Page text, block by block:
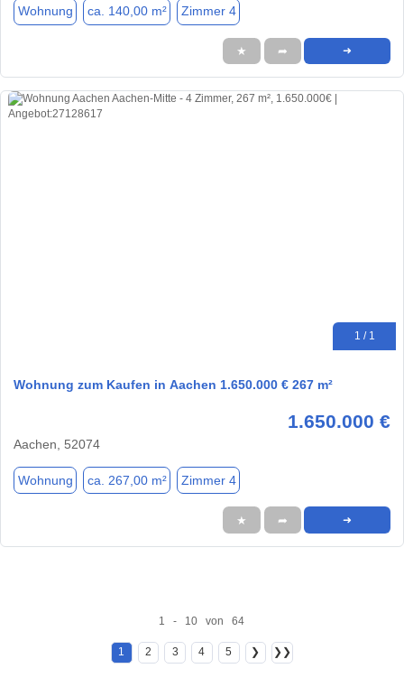
Wohnung ca. 140,00 m² Zimmer 4
★ ➦ ➜
1 / 1
Wohnung zum Kaufen in Aachen 1.650.000 € 267 m²
1.650.000 €
Aachen, 52074
Wohnung ca. 267,00 m² Zimmer 4
★ ➦ ➜
1 - 10 von 64
1 2 3 4 5 ❯ ❯❯